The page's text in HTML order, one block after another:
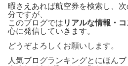
暇さえあれば航空券を検索し、
分ですが、
このブログでは リアルな情報・
心に発信していきます。
どうぞよろしくお願いします。
人気ブログランキングとにほん